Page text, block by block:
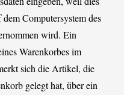
Computersystem des
wird. Ein
Warenkorbes im
sich die Artikel, die
gelegt hat, über ein